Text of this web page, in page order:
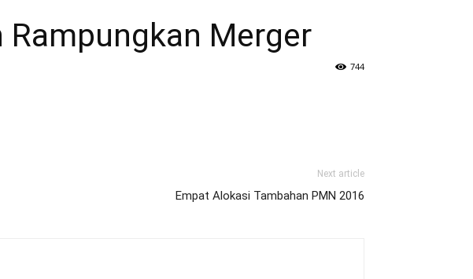
Merger
744
Next article
Empat Alokasi Tambahan PMN 2016